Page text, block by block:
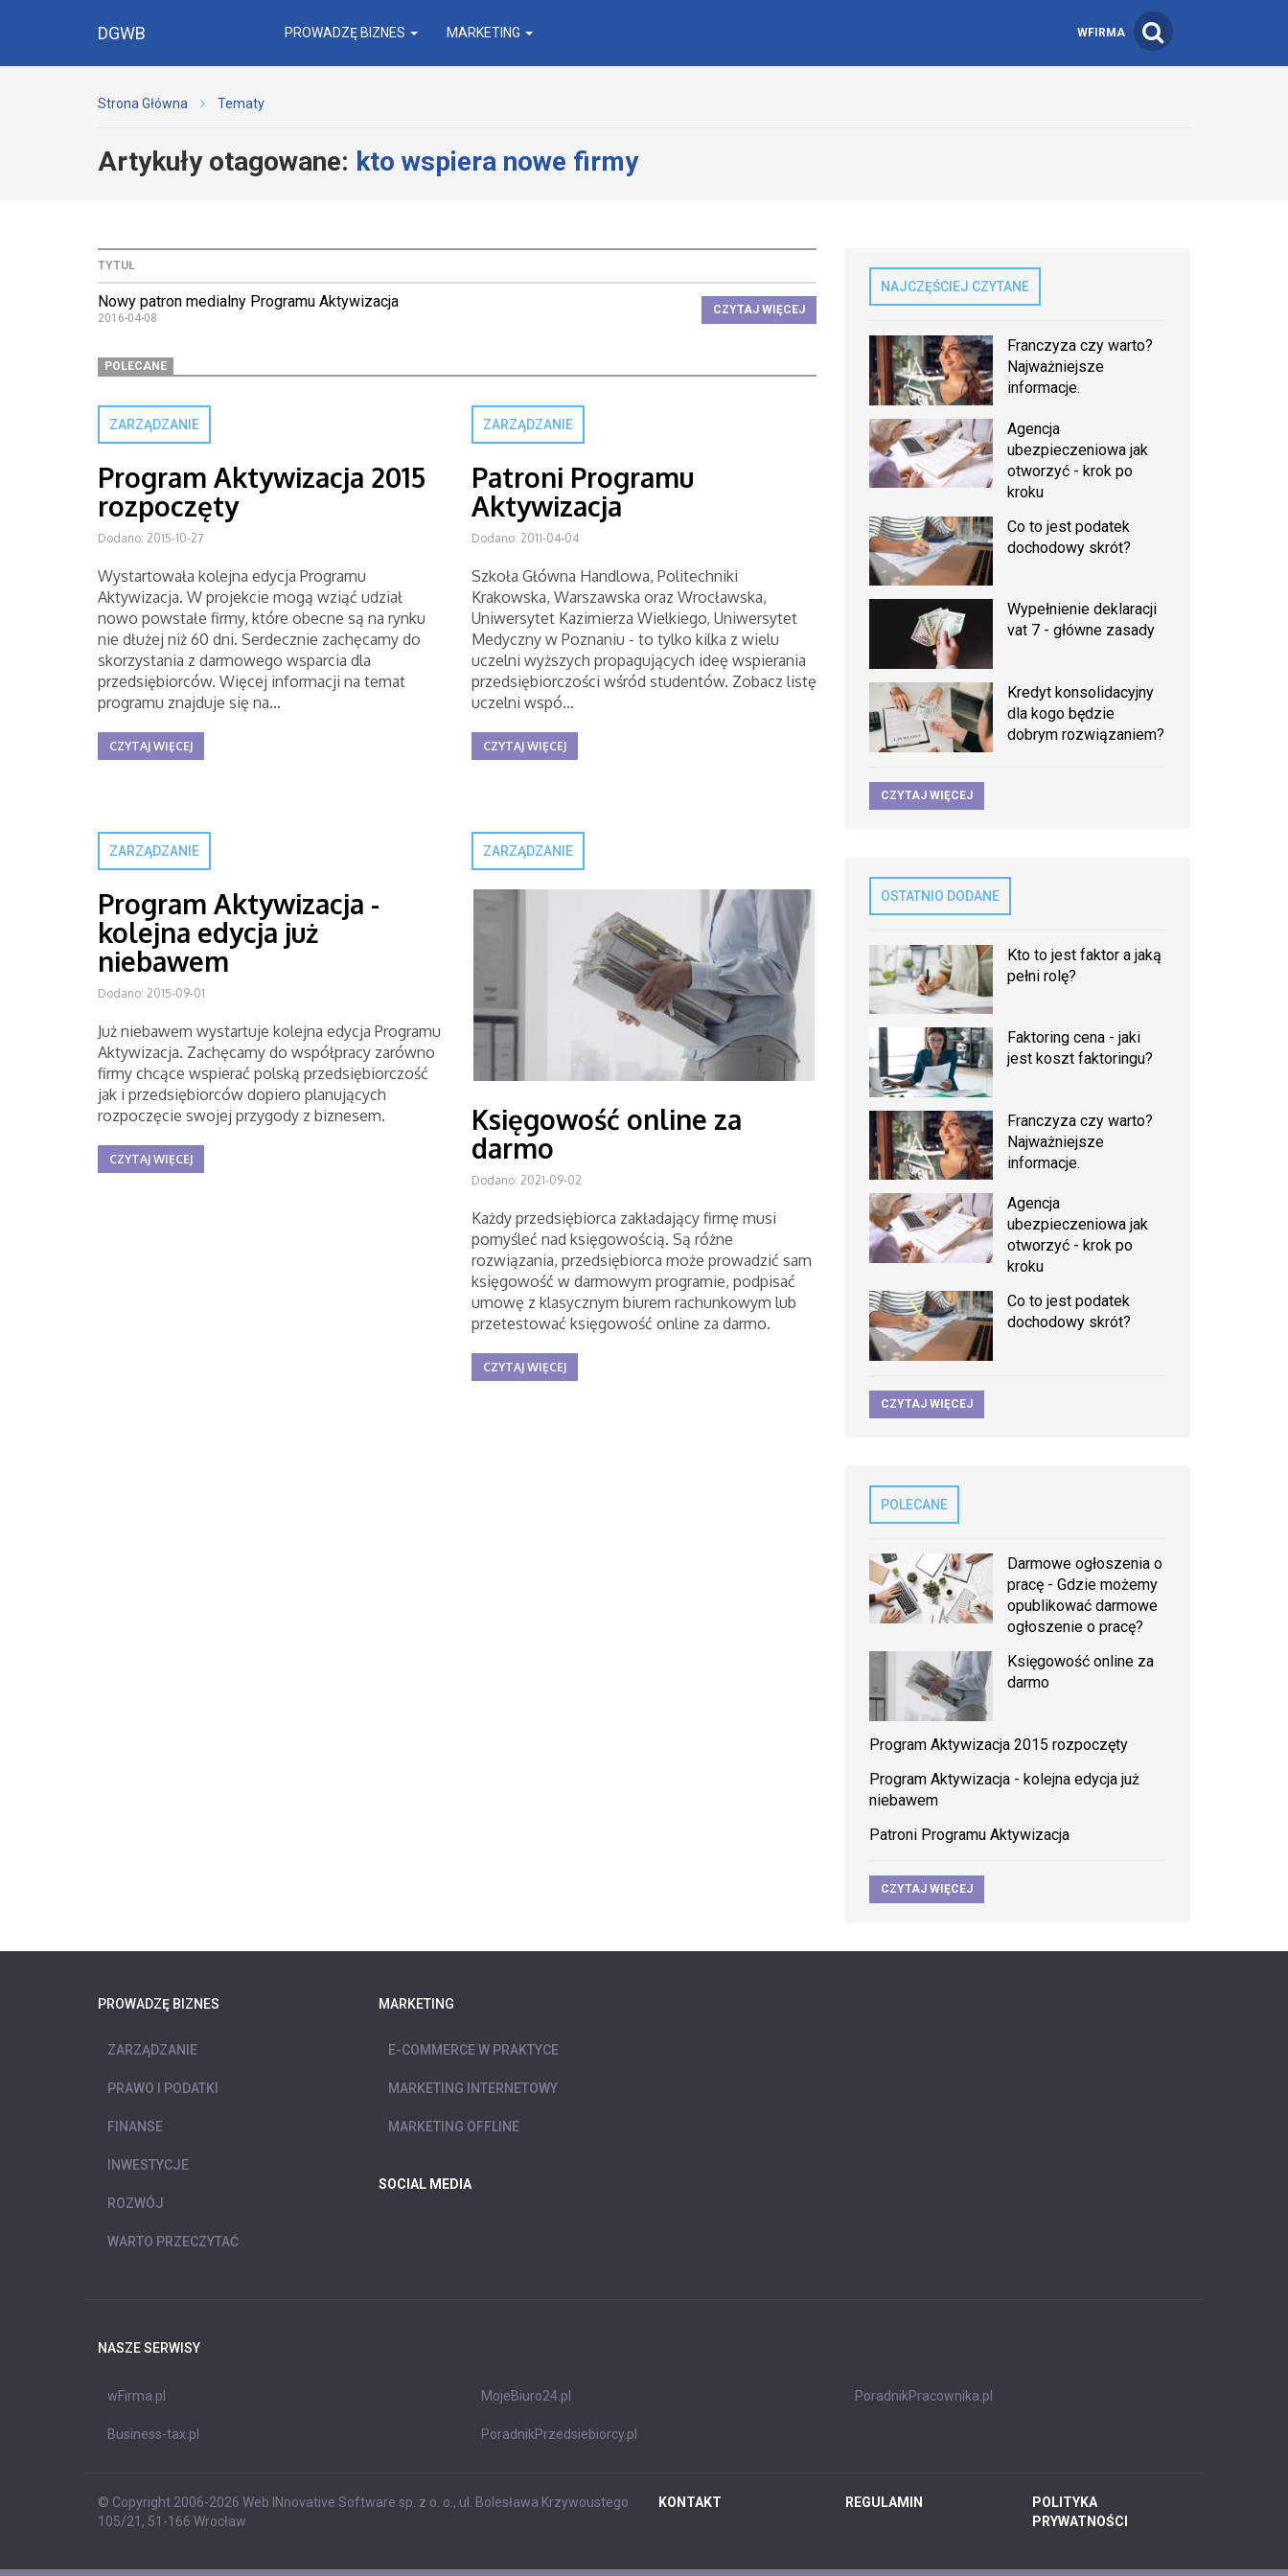
DGWB PROWADZĘ BIZNES MARKETING WFIRMA
Strona Główna Tematy
Artykuły otagowane: kto wspiera nowe firmy
TYTUŁ
Nowy patron medialny Programu Aktywizacja
2016-04-08
CZYTAJ WIĘCEJ
POLECANE
ZARZĄDZANIE
Program Aktywizacja 2015
rozpoczęty
Dodano: 2015-10-27
Wystartowała kolejna edycja Programu
Aktywizacja. W projekcie mogą wziąć udział
nowo powstałe firmy, które obecne są na rynku
nie dłużej niż 60 dni. Serdecznie zachęcamy do
skorzystania z darmowego wsparcia dla
przedsiębiorców. Więcej informacji na temat
programu znajduje się na...
CZYTAJ WIĘCEJ
ZARZĄDZANIE
Patroni Programu
Aktywizacja
Dodano: 2011-04-04
Szkoła Główna Handlowa, Politechniki
Krakowska, Warszawska oraz Wrocławska,
Uniwersytet Kazimierza Wielkiego, Uniwersytet
Medyczny w Poznaniu - to tylko kilka z wielu
uczelni wyższych propagujących ideę wspierania
przedsiębiorczości wśród studentów. Zobacz listę
uczelni wspó...
CZYTAJ WIĘCEJ
ZARZĄDZANIE
Program Aktywizacja -
kolejna edycja już
niebawem
Dodano: 2015-09-01
Już niebawem wystartuje kolejna edycja Programu
Aktywizacja. Zachęcamy do współpracy zarówno
firmy chcące wspierać polską przedsiębiorczość
jak i przedsiębiorców dopiero planujących
rozpoczęcie swojej przygody z biznesem.
CZYTAJ WIĘCEJ
ZARZĄDZANIE
Księgowość online za
darmo
Dodano: 2021-09-02
Każdy przedsiębiorca zakładający firmę musi
pomyśleć nad księgowością. Są różne
rozwiązania, przedsiębiorca może prowadzić sam
księgowość w darmowym programie, podpisać
umowę z klasycznym biurem rachunkowym lub
przetestować księgowość online za darmo.
CZYTAJ WIĘCEJ
NAJCZĘŚCIEJ CZYTANE
Franczyza czy warto?
Najważniejsze
informacje.
Agencja
ubezpieczeniowa jak
otworzyć - krok po
kroku
Co to jest podatek
dochodowy skrót?
Wypełnienie deklaracji
vat 7 - główne zasady
Kredyt konsolidacyjny
dla kogo będzie
dobrym rozwiązaniem?
CZYTAJ WIĘCEJ
OSTATNIO DODANE
Kto to jest faktor a jaką
pełni rolę?
Faktoring cena - jaki
jest koszt faktoringu?
Franczyza czy warto?
Najważniejsze
informacje.
Agencja
ubezpieczeniowa jak
otworzyć - krok po
kroku
Co to jest podatek
dochodowy skrót?
CZYTAJ WIĘCEJ
POLECANE
Darmowe ogłoszenia o
pracę - Gdzie możemy
opublikować darmowe
ogłoszenie o pracę?
Księgowość online za
darmo
Program Aktywizacja 2015 rozpoczęty
Program Aktywizacja - kolejna edycja już
niebawem
Patroni Programu Aktywizacja
CZYTAJ WIĘCEJ
PROWADZĘ BIZNES
ZARZĄDZANIE
PRAWO I PODATKI
FINANSE
INWESTYCJE
ROZWÓJ
WARTO PRZECZYTAĆ
MARKETING
E-COMMERCE W PRAKTYCE
MARKETING INTERNETOWY
MARKETING OFFLINE
SOCIAL MEDIA
NASZE SERWISY
wFirma.pl
Business-tax.pl
MojeBiuro24.pl
PoradnikPrzedsiebiorcy.pl
PoradnikPracownika.pl
© Copyright 2006-2026 Web INnovative Software sp. z o. o., ul. Bolesława Krzywoustego
105/21, 51-166 Wrocław
KONTAKT REGULAMIN
POLITYKA
PRYWATNOŚCI